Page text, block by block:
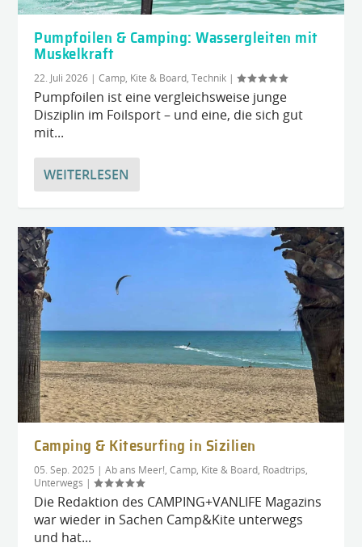
Pumpfoilen & Camping: Wassergleiten mit
Muskelkraft
22. Juli 2026 |Camp, Kite & Board ,Technik |
Pumpfoilen ist eine vergleichsweise junge
Disziplin im Foilsport – und eine, die sich gut
mit...
WEITERLESEN
Camping & Kitesurfing in Sizilien
05. Sep. 2025 |Ab ans Meer! ,Camp, Kite & Board Roadtrips
Unterwegs |
Die Redaktion des CAMPING+VANLIFE Magazins
war wieder in Sachen Camp&Kite unterwegs
und hat...